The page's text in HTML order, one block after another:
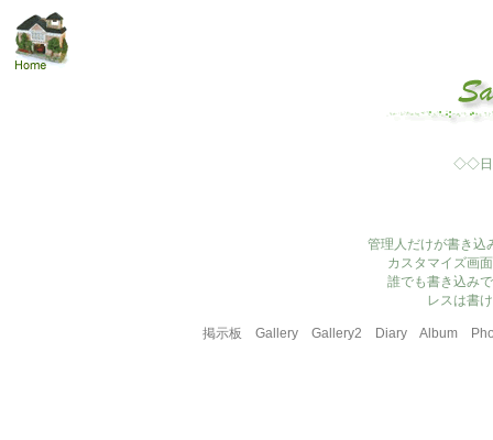
◇◇日
管理人だけが書き込
カスタマイズ画
誰でも書き込み
レスは書
掲示板 Gallery Gallery2 Diary Album